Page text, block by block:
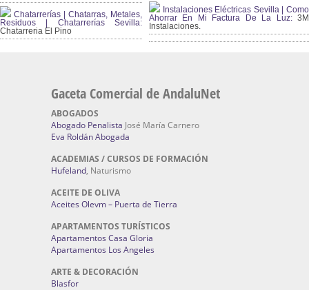
Chatarrerías | Chatarras, Metales,
Residuos | Chatarrerías Sevilla:
Chatarreria El Pino
Instalaciones Eléctricas Sevilla | Como
Ahorrar En Mi Factura De La Luz:3M
Instalaciones.
Gaceta Comercial de AndaluNet
ABOGADOS
Abogado Penalista José María Carnero
Eva Roldán Abogada
ACADEMIAS / CURSOS DE FORMACIÓN
Hufeland, Naturismo
ACEITE DE OLIVA
Aceites Olevm – Puerta de Tierra
APARTAMENTOS TURÍSTICOS
Apartamentos Casa Gloria
Apartamentos Los Angeles
ARTE & DECORACIÓN
Blasfor